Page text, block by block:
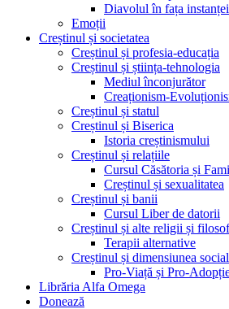
Diavolul în fața instanței
Emoții
Creștinul și societatea
Creștinul și profesia-educația
Creștinul și știința-tehnologia
Mediul înconjurător
Creaționism-
Creștinul și statul
Creștinul și Biserica
Istoria creștinismului
Creștinul și relațiile
Cursul Căsătoria și
Creștinul și sexualitatea
Creștinul și banii
Cursul Liber de datorii
Creștinul și alte religii și
Terapii alternative
Creștinul și dimensiunea
Pro-Viață și Pro-
Librăria Alfa Omega
Donează